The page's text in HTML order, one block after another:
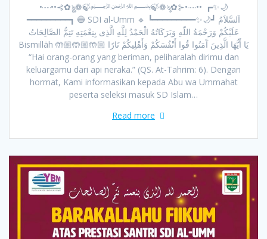
•┈••⊰✿ৡৢ❁🍃﷽🍃️❁ৡ✿⊱•┈•• ┏✨🌙
━━━━━━━━━┓ 🔵 SDI al-Umm 🔹 ┗━━━━━━━━━✨🌙┛ اَلسَّلاَمُ
عَلَيْكُمْ وَرَحْمَةُ اللّهِ وَبَرَكَاتُهُ الْحَمْدُ لِلَّهِ الَّذِى بِنِعْمَتِهِ تَتِمُّ الصَّالِحَاتُ
Bismillāh 🤲🏼🤲🏼🤲🏼 يَا أَيُّهَا الَّذِينَ آَمَنُوا قُوا أَنْفُسَكُمْ وَأَهْلِيكُمْ نَارًا
“Hai orang-orang yang beriman, peliharalah dirimu dan
keluargamu dari api neraka.” (QS. At-Tahrim: 6). Dengan
hormat, Kami informasikan kepada Abu wa Ummahat
peserta seleksi masuk SD Islam…
Read more